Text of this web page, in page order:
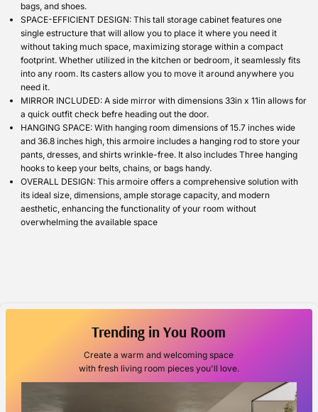
bags, and shoes.
SPACE-EFFICIENT DESIGN: This tall storage cabinet features one
single estructure that will allow you to place it where you need it
without taking much space, maximizing storage within a compact
footprint. Whether utilized in the kitchen or bedroom, it seamlessly fits
into any room. Its casters allow you to move it around anywhere you
need it.
MIRROR INCLUDED: A side mirror with dimensions 33in x 11in allows for
a quick outfit check befre heading out the door.
HANGING SPACE: With hanging room dimensions of 15.7 inches wide
and 36.8 inches high, this armoire includes a hanging rod to store your
pants, dresses, and shirts wrinkle-free. It also includes Three hanging
hooks to keep your belts, chains, or bags handy.
OVERALL DESIGN: This armoire offers a comprehensive solution with
its ideal size, dimensions, ample storage capacity, and modern
aesthetic, enhancing the functionality of your room without
overwhelming the available space
Trending in You Room
Create a warm and welcoming space
with fresh living room pieces you'll love.